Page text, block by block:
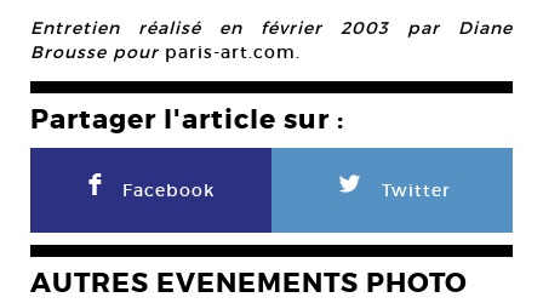
Entretien réalisé en février 2003 par Diane
Brousse pour paris-art.com.
Partager l'article sur :
F Facebook L Twitter
AUTRES EVENEMENTS PHOTO